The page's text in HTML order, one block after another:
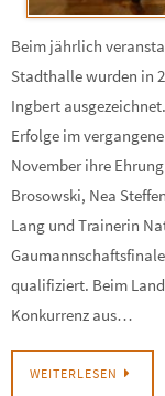
Beim jährlich
Stadthalle wurden in
Ingbert
Erfolge im
November ihre
Brosowski, Nea
Lang und Trainerin
qualifiziert. Beim
Konkurrenz aus…
WEITERLESEN